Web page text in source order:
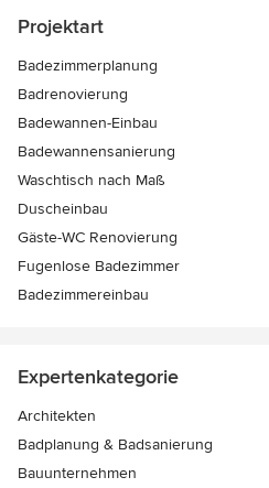
Projektart
Badezimmerplanung
Badrenovierung
Badewannen-Einbau
Badewannensanierung
Waschtisch nach Maß
Duscheinbau
Gäste-WC Renovierung
Fugenlose Badezimmer
Badezimmereinbau
Expertenkategorie
Architekten
Badplanung & Badsanierung
Bauunternehmen